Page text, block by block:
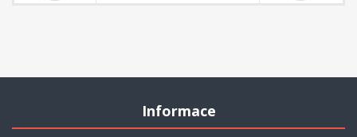
Informace